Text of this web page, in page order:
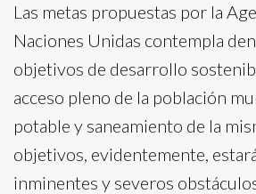
Las metas propuestas por la
Naciones Unidas contempla
objetivos de desarrollo
acceso pleno de la población
potable y saneamiento de la
objetivos, evidentemente,
inminentes y severos